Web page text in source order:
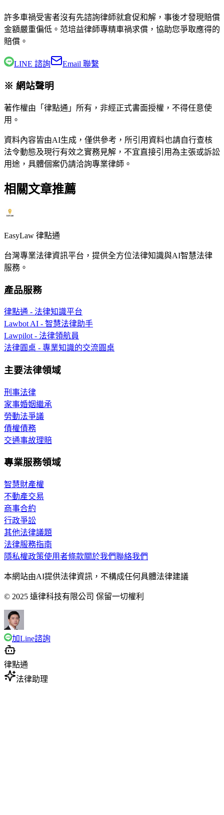
許多車禍受害者沒有先諮詢律師就倉促和解，事後才發現賠償
金額嚴重偏低。 范培益律師專精車禍求償，協助您爭取應得的
賠償。
LINE 諮詢 Email 聯繫
※ 網站聲明
著作權由「律點通」所有，非經正式書面授權，不得任意使
用。
資料內容皆由AI生成，僅供參考，所引用資料也請自行查核
法令動態及現行有效之實務見解，不宜直接引用為主張或訴訟
用途，具體個案仍請洽詢專業律師。
相關文章推薦
EasyLaw 律點通
台灣專業法律資訊平台，提供全方位法律知識與AI智慧法律
服務。
產品服務
律點通 - 法律知識平台
Lawbot AI - 智慧法律助手
Lawpilot - 法律領航員
法律圓桌 - 專業知識的交流圓桌
主要法律領域
刑事法律
家事婚姻繼承
勞動法爭議
債權債務
交通事故理賠
專業服務領域
智慧財產權
不動產交易
商事合約
行政爭訟
其他法律議題
法律服務指南
隱私權政策使用者條款關於我們聯絡我們
本網站由AI提供法律資訊，不構成任何具體法律建議
© 2025 遠律科技有限公司 保留一切權利
加Line諮詢
律點通
法律助理